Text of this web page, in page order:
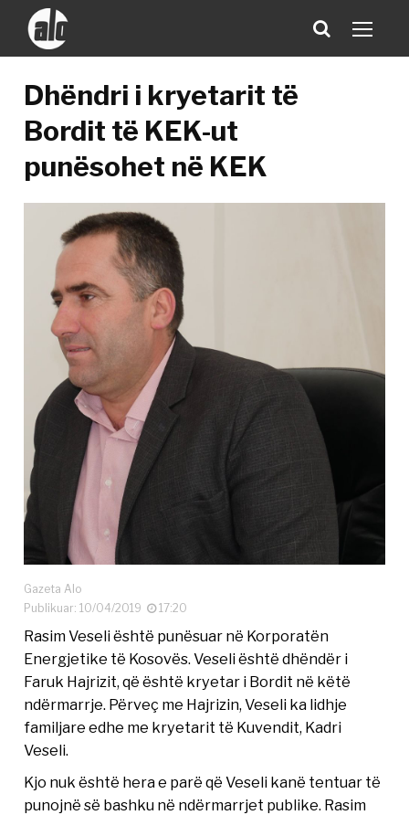
Dhëndri i kryetarit të
Bordit të KEK-ut
punësohet në KEK
Gazeta Alo
Publikuar: 10/04/2019
17:20
Rasim Veseli është punësuar në Korporatën
Energjetike të Kosovës. Veseli është dhëndër i
Faruk Hajrizit, që është kryetar i Bordit në këtë
ndërmarrje. Përveç me Hajrizin, Veseli ka lidhje
familjare edhe me kryetarit të Kuvendit, Kadri
Veseli.
Kjo nuk është hera e parë që Veseli kanë tentuar të
punojnë së bashku në ndërmarrjet publike. Rasim